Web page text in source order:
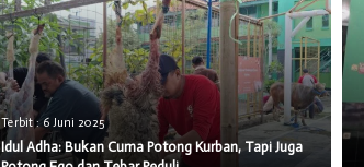
Terbit : 6 Juni 2025
Idul Adha: Bukan Cuma Potong Kurban, Tapi Juga